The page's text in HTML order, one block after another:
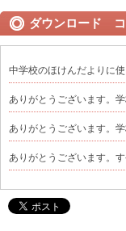
ダウンロード コ
中学校のほけんだよりに
ありがとうございます。
ありがとうございます。
ありがとうございます。